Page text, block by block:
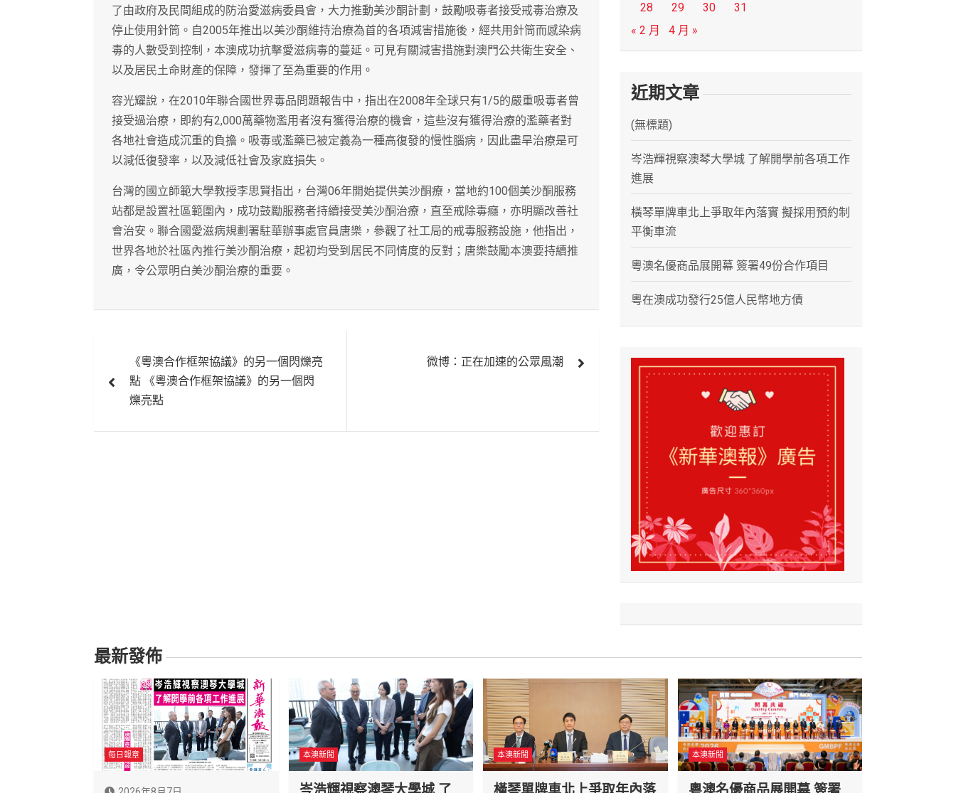
了由政府及民間組成的防治愛滋病委員會，大力推動美沙酮計劃，鼓勵吸毒者接受戒毒治療及
停止使用針筒。自2005年推出以美沙酮維持治療為首的各項減害措施後，經共用針筒而感染病
毒的人數受到控制，本澳成功抗擊愛滋病毒的蔓延。可見有關減害措施對澳門公共衛生安全、
以及居民土命財產的保障，發揮了至為重要的作用。
容光耀說，在2010年聯合國世界毒品問題報告中，指出在2008年全球只有1/5的嚴重吸毒者曾
接受過治療，即約有2,000萬藥物濫用者沒有獲得治療的機會，這些沒有獲得治療的濫藥者對
各地社會造成沉重的負擔。吸毒或濫藥已被定義為一種高復發的慢性腦病，因此盡旱治療是可
以減低復發率，以及減低社會及家庭損失。
台灣的國立師範大學教授李思賢指出，台灣06年開始提供美沙酮療，當地約100個美沙酮服務
站都是設置社區範圍內，成功鼓勵服務者持續接受美沙酮治療，直至戒除毒癮，亦明顯改善社
會治安。聯合國愛滋病規劃署駐華辦事處官員唐樂，參觀了社工局的戒毒服務設施，他指出，
世界各地於社區內推行美沙酮治療，起初均受到居民不同情度的反對；唐樂鼓勵本澳要持續推
廣，令公眾明白美沙酮治療的重要。
章
覽
《粵澳合作框架協議》的另一個閃爍亮
點 《粵澳合作框架協議》的另一個閃
爍亮點
微博：正在加速的公眾風潮
28
29 30
31
« 2 月
4 月 »
近期文章
(無標題)
岑浩輝視察澳琴大學城 了解開學前各項工作
進展
橫琴單牌車北上爭取年內落實 擬採用預約制
平衡車流
粵澳名優商品展開幕 簽署49份合作項目
粵在澳成功發行25億人民幣地方債
最新發佈
每日報章 本澳新聞 本澳新聞 本澳新聞